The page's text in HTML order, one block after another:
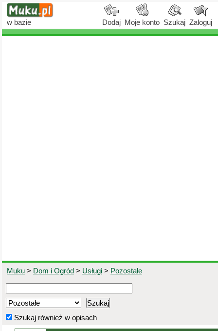
w bazie Dodaj Moje konto Szukaj Zaloguj
Muku > Dom i Ogród > Usługi > Pozostałe
Szukaj również w opisach